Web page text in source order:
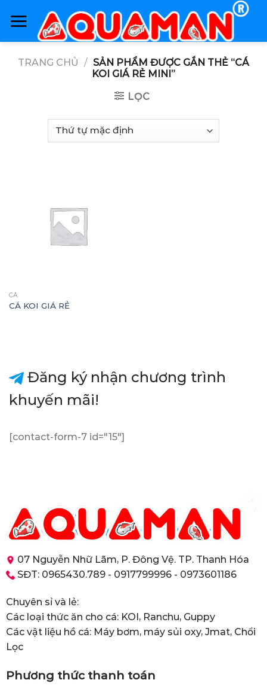
content
TRANG CHỦ / SẢN PHẨM ĐƯỢC GẮN THẺ “CÁ
KOI GIÁ RẺ MINI”
LỌC
CÁ
CÁ KOI GIÁ RẺ
Đăng ký nhận chương trình
khuyến mãi!
[contact-form-7 id="15"]
07 Nguyễn Nhữ Lãm, P. Đông Vệ. TP. Thanh Hóa
SĐT: 0965430.789 - 0917799996 - 0973601186
Chuyên sỉ và lẻ:
Các loại thức ăn cho cá: KOI, Ranchu, Guppy
Các vật liệu hồ cá: Máy bơm, máy sủi oxy, Jmat, Chổi
Lọc
Phương thức thanh toán